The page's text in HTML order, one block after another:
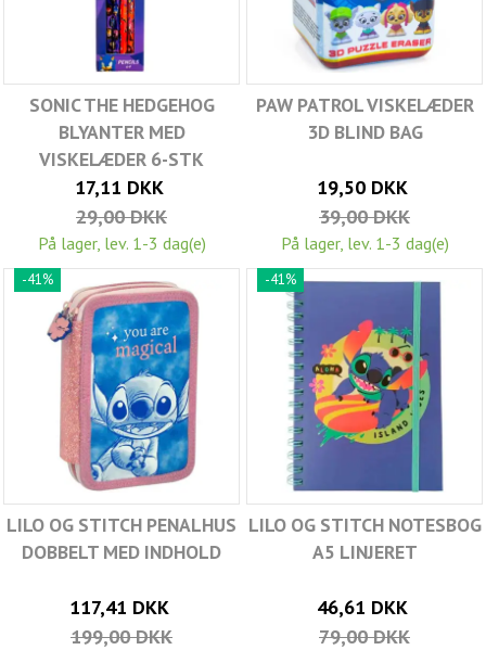
SONIC THE HEDGEHOG
BLYANTER MED
VISKELÆDER 6-STK
17,11 DKK
29,00 DKK
På lager, lev. 1-3 dag(e)
PAW PATROL VISKELÆDER
3D BLIND BAG
19,50 DKK
39,00 DKK
På lager, lev. 1-3 dag(e)
-41%
LILO OG STITCH PENALHUS
DOBBELT MED INDHOLD
117,41 DKK
199,00 DKK
-41%
LILO OG STITCH NOTESBOG
A5 LINJERET
46,61 DKK
79,00 DKK